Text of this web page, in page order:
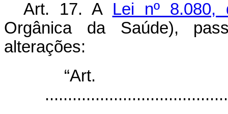
Art. 17.A Lei nº 8.080,
Orgânica da Saúde),
alterações: